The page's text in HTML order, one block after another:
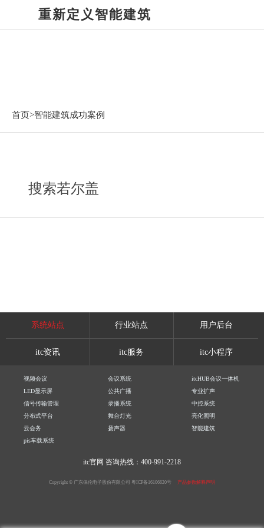
重新定义智能建筑
首页>智能建筑成功案例
搜索若尔盖
系统站点 行业站点 用户后台
itc资讯 itc服务 itc小程序
视频会议 会议系统
itcHUB会议一体机
LED显示屏
公共广播
专业扩声
信号传输管理
录播系统
中控系统
分布式平台
舞台灯光
亮化照明
云会务
扬声器
智能建筑
pis车载系统
itc官网 咨询热线：400-991-2218
Copyright © 广东保伦电子股份有限公司 粤ICP备16106620号 产品参数解释声明